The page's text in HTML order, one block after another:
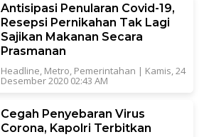
Antisipasi Penularan Covid-19,
Resepsi Pernikahan Tak Lagi
Sajikan Makanan Secara
Prasmanan
Headline, Metro, Pemerintahan | Kamis, 24
Desember 2020 02:43 AM
Cegah Penyebaran Virus
Corona, Kapolri Terbitkan